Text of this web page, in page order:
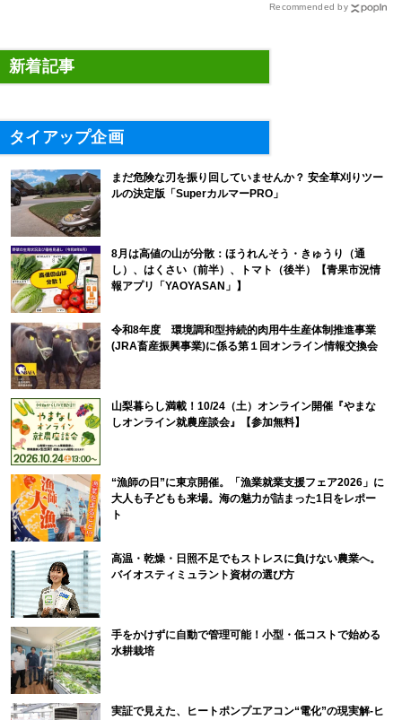
Recommended by
新着記事
タイアップ企画
まだ危険な刃を振り回していませんか？ 安全草刈りツー
ルの決定版「SuperカルマーPRO」
8月は高値の山が分散：ほうれんそう・きゅうり（通
し）、はくさい（前半）、トマト（後半）【青果市況情
報アプリ「YAOYASAN」】
令和8年度 環境調和型持続的肉用牛生産体制推進事業
(JRA畜産振興事業)に係る第１回オンライン情報交換会
山梨暮らし満載！10/24（土）オンライン開催『やまな
しオンライン就農座談会』【参加無料】
“漁師の日”に東京開催。「漁業就業支援フェア2026」に
大人も子どもも来場。海の魅力が詰まった1日をレポー
ト
高温・乾燥・日照不足でもストレスに負けない農業へ。
バイオスティミュラント資材の選び方
手をかけずに自動で管理可能！小型・低コストで始める
水耕栽培
実証で見えた、ヒートポンプエアコン“電化”の現実解-ヒ